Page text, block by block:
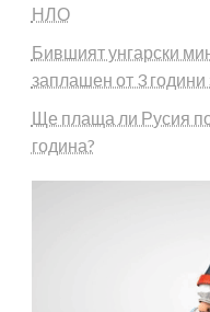
НЛО
Бившият унгарски
заплашен от 3 години
Ще плаща ли Русия
година?